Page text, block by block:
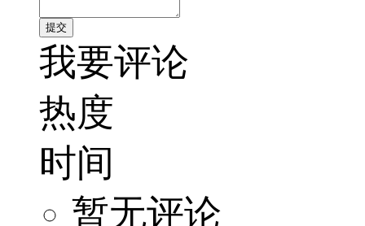
我要评论
热度
时间
暂无评论